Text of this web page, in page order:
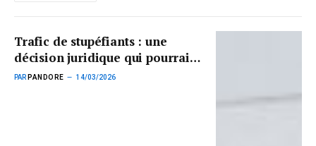
Trafic de stupéfiants : une
décision juridique qui pourrait
modifier certaines saisies
PAR PANDORE 14/03/2026